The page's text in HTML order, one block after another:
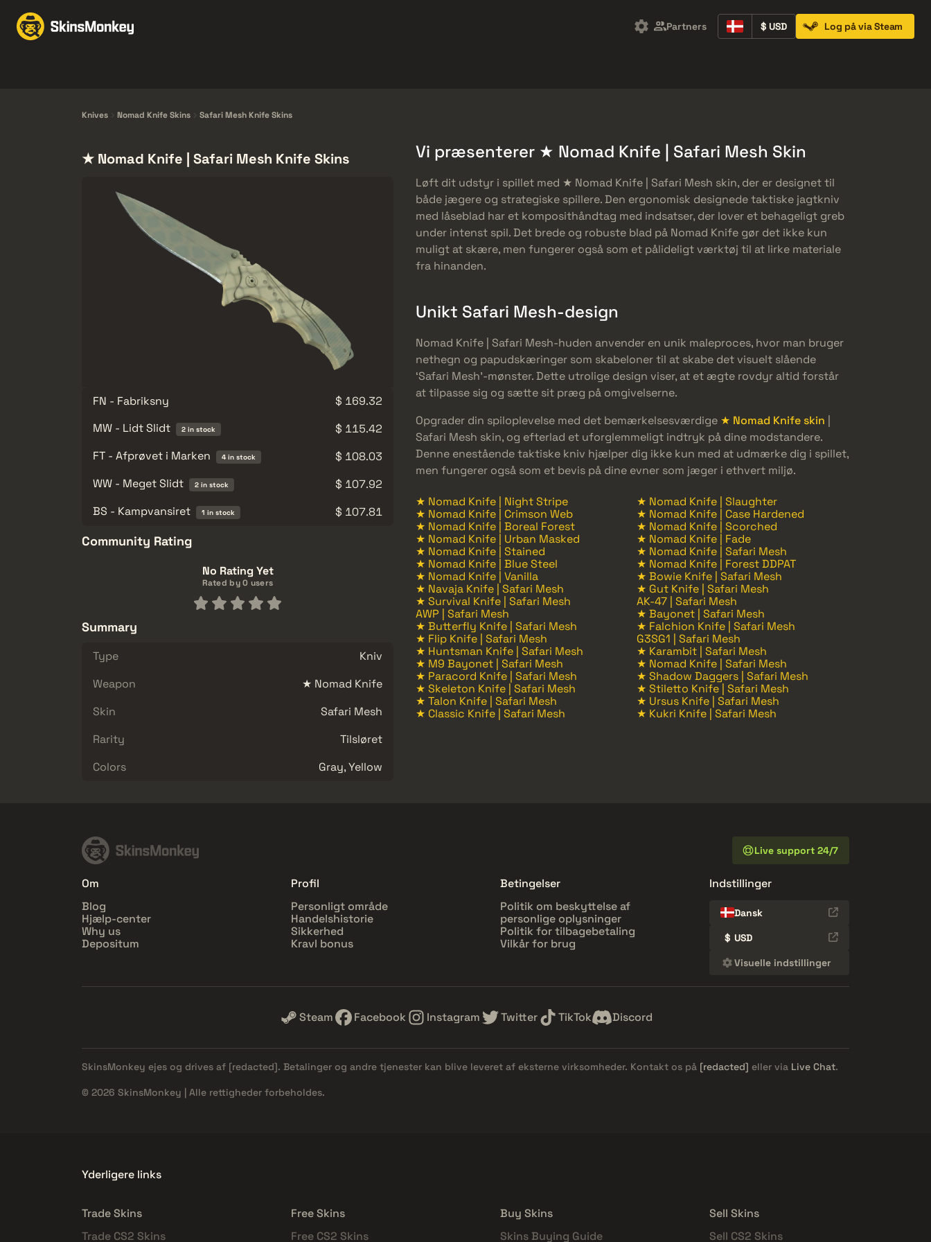
Partners $ USD Log på via Steam
Knives Nomad Knife Skins Safari Mesh Knife Skins
★ Nomad Knife | Safari Mesh Knife Skins
FN - Fabriksny
$ 169.32
MW - Lidt Slidt
2 in stock
$ 115.42
FT - Afprøvet i Marken
4 in stock
$ 108.03
WW - Meget Slidt
2 in stock
$ 107.92
BS - Kampvansiret
1 in stock $ 107.81
Community Rating
No Rating Yet
Rated by 0 users
Summary
Type
Kniv
Weapon
★ Nomad Knife
Skin
Safari Mesh
Rarity
Tilsløret
Colors
Gray, Yellow
Vi præsenterer ★ Nomad Knife | Safari Mesh Skin
Løft dit udstyr i spillet med ★ Nomad Knife | Safari Mesh skin, der er designet til
både jægere og strategiske spillere. Den ergonomisk designede taktiske jagtkniv
med låseblad har et komposithåndtag med indsatser, der lover et behageligt greb
under intenst spil. Det brede og robuste blad på Nomad Knife gør det ikke kun
muligt at skære, men fungerer også som et pålideligt værktøj til at lirke materiale
fra hinanden.
Unikt Safari Mesh-design
Nomad Knife | Safari Mesh-huden anvender en unik maleproces, hvor man bruger
nethegn og papudskæringer som skabeloner til at skabe det visuelt slående
‘Safari Mesh’-mønster. Dette utrolige design viser, at et ægte rovdyr altid forstår
at tilpasse sig og sætte sit præg på omgivelserne.
Opgrader din spiloplevelse med det bemærkelsesværdige ★ Nomad Knife skin |
Safari Mesh skin, og efterlad et uforglemmeligt indtryk på dine modstandere.
Denne enestående taktiske kniv hjælper dig ikke kun med at udmærke dig i spillet,
men fungerer også som et bevis på dine evner som jæger i ethvert miljø.
★ Nomad Knife | Night Stripe
★ Nomad Knife | Slaughter
★ Nomad Knife | Crimson Web
★ Nomad Knife | Case Hardened
★ Nomad Knife | Boreal Forest
★ Nomad Knife | Scorched
★ Nomad Knife | Urban Masked
★ Nomad Knife | Fade
★ Nomad Knife | Stained
★ Nomad Knife | Safari Mesh
★ Nomad Knife | Blue Steel
★ Nomad Knife | Forest DDPAT
★ Nomad Knife | Vanilla
★ Bowie Knife | Safari Mesh
★ Navaja Knife | Safari Mesh
★ Gut Knife | Safari Mesh
★ Survival Knife | Safari Mesh
AK-47 | Safari Mesh
AWP | Safari Mesh
★ Bayonet | Safari Mesh
★ Butterfly Knife | Safari Mesh
★ Falchion Knife | Safari Mesh
★ Flip Knife | Safari Mesh
G3SG1 | Safari Mesh
★ Huntsman Knife | Safari Mesh
★ Karambit | Safari Mesh
★ M9 Bayonet | Safari Mesh
★ Nomad Knife | Safari Mesh
★ Paracord Knife | Safari Mesh
★ Shadow Daggers | Safari Mesh
★ Skeleton Knife | Safari Mesh
★ Stiletto Knife | Safari Mesh
★ Talon Knife | Safari Mesh
★ Ursus Knife | Safari Mesh
★ Classic Knife | Safari Mesh
★ Kukri Knife | Safari Mesh
Live support 24/7
Om
Blog
Hjælp-center
Why us
Depositum
Profil
Personligt område
Handelshistorie
Sikkerhed
Kravl bonus
Betingelser
Politik om beskyttelse af
personlige oplysninger
Politik for tilbagebetaling
Vilkår for brug
Indstillinger
Dansk
$ USD
Visuelle indstillinger
Steam Facebook Instagram Twitter TikTok Discord
SkinsMonkey ejes og drives af [redacted]. Betalinger og andre tjenester kan blive leveret af eksterne virksomheder. Kontakt os på [redacted] eller via Live Chat.
© 2026 SkinsMonkey | Alle rettigheder forbeholdes.
Yderligere links
Trade Skins
Trade CS2 Skins
Free Skins
Free CS2 Skins
Buy Skins
Skins Buying Guide
Sell Skins
Sell CS2 Skins